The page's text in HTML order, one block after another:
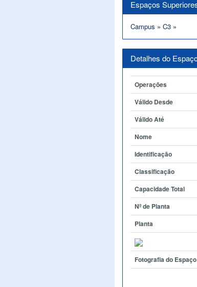
Espaços
Campus » C3 »
Detalhes do
Operações
Válido Desde
Válido Até
Nome
Identificação
Classificação
Capacidade Total
Nº de Planta
Planta
Fotografia do Espaço